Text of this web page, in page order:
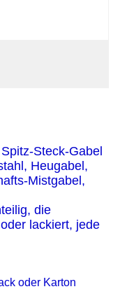
Steck-Gabel
Heugabel,
Mistgabel,
die
lackiert, jede
oder Karton